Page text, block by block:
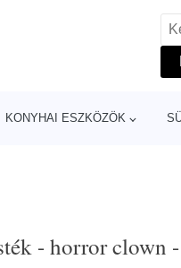
KONYHAI ESZKÖZÖK
- horror clown